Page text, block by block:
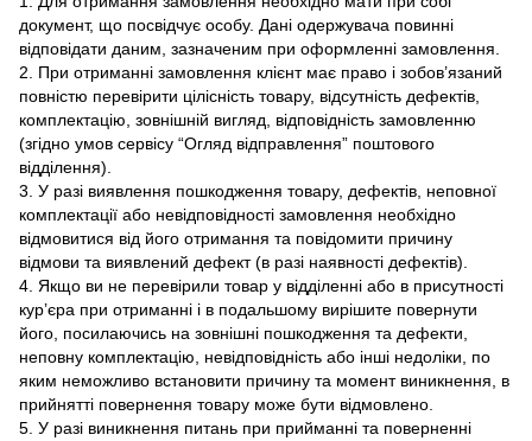
документ, що посвідчує особу. Дані одержувача повинні
відповідати даним, зазначеним при оформленні замовлення.
2. При отриманні замовлення клієнт має право і зобов’язаний
повністю перевірити цілісність товару, відсутність дефектів,
комплектацію, зовнішній вигляд, відповідність замовленню
(згідно умов сервісу “Огляд відправлення” поштового
відділення).
3. У разі виявлення пошкодження товару, дефектів, неповної
комплектації або невідповідності замовлення необхідно
відмовитися від його отримання та повідомити причину
відмови та виявлений дефект (в разі наявності дефектів).
4. Якщо ви не перевірили товар у відділенні або в присутності
кур’єра при отриманні і в подальшому вирішите повернути
його, посилаючись на зовнішні пошкодження та дефекти,
неповну комплектацію, невідповідність або інші недоліки, по
яким неможливо встановити причину та момент виникнення, в
прийнятті повернення товару може бути відмовлено.
5. У разі виникнення питань при прийманні та поверненні